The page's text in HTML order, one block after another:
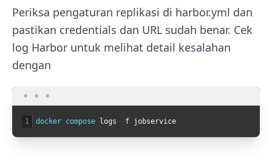
Periksa pengaturan replikasi di harbor.yml dan
pastikan credentials dan URL sudah benar. Cek
log Harbor untuk melihat detail kesalahan
dengan
1 docker compose logs -f jobservice